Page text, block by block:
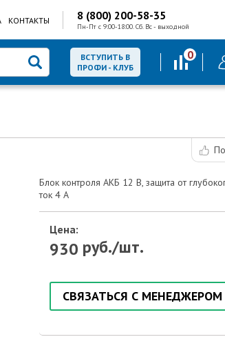
КОНТАКТЫ 8 (800) 200-58-35
Пн-Пт с 9:00-18:00. Сб. Вс - выходной
ВСТУПИТЬ В
ПРОФИ - КЛУБ
0
Блок контроля АКБ 12 В, защита от
ток 4 А
Цена:
930 руб./шт.
СВЯЗАТЬСЯ С МЕНЕДЖЕРОМ